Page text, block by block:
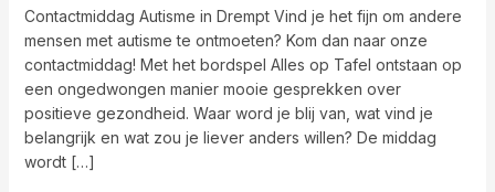
Contactmiddag Autisme in Drempt Vind je het fijn om andere
mensen met autisme te ontmoeten? Kom dan naar onze
contactmiddag! Met het bordspel Alles op Tafel ontstaan op
een ongedwongen manier mooie gesprekken over
positieve gezondheid. Waar word je blij van, wat vind je
belangrijk en wat zou je liever anders willen? De middag
wordt […]